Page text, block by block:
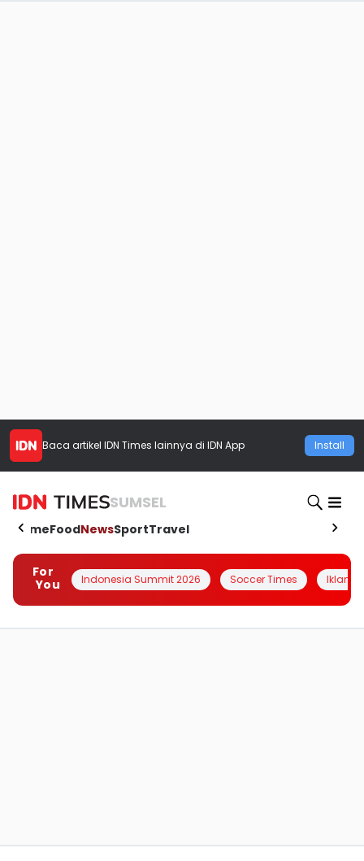
Baca artikel IDN Times lainnya di IDN App Install
SUMSEL
HomeFoodNewsSportTravel
For
You
Indonesia Summit 2026 Soccer Times Iklanin